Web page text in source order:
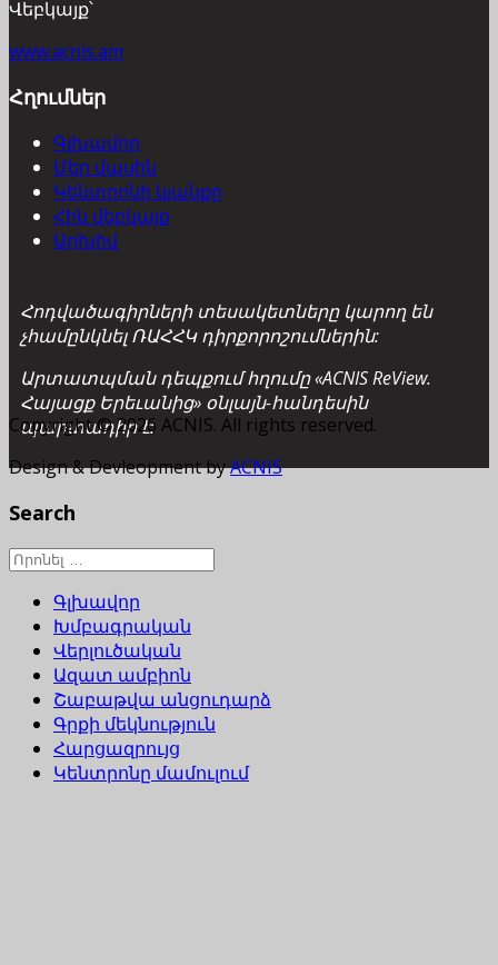
Վեբկայք՝
www.acnis.am
Հղումներ
Գլխավոր
Մեր մասին
Կենտրոնի կյանքը
Հին վեբկայք
Արխիվ
Հոդվածագիրների տեսակետները կարող են
չհամընկնել ՌԱՀՀԿ դիրքորոշումներին:
Արտատպման դեպքում հղումը «ACNIS ReView.
Հայացք Երեւանից» օնլայն-հանդեսին
պարտադիր է:
Copyright © 2026 ACNIS. All rights reserved.
Design & Devleopment byACNIS
Search
Գլխավոր
Խմբագրական
Վերլուծական
Ազատ ամբիոն
Շաբաթվա անցուդարձ
Գրքի մեկնություն
Հարցազրույց
Կենտրոնը մամուլում